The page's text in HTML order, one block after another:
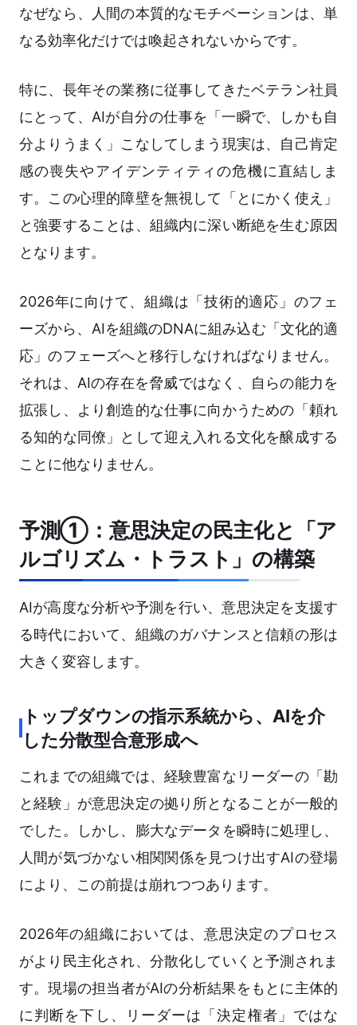
なぜなら、人間の本質的なモチベーションは、単
なる効率化だけでは喚起されないからです。
特に、長年その業務に従事してきたベテラン社員
にとって、AIが自分の仕事を「一瞬で、しかも自
分よりうまく」こなしてしまう現実は、自己肯定
感の喪失やアイデンティティの危機に直結しま
す。この心理的障壁を無視して「とにかく使え」
と強要することは、組織内に深い断絶を生む原因
となります。
2026年に向けて、組織は「技術的適応」のフェ
ーズから、AIを組織のDNAに組み込む「文化的適
応」のフェーズへと移行しなければなりません。
それは、AIの存在を脅威ではなく、自らの能力を
拡張し、より創造的な仕事に向かうための「頼れ
る知的な同僚」として迎え入れる文化を醸成する
ことに他なりません。
予測①：意思決定の民主化と「ア
ルゴリズム・トラスト」の構築
AIが高度な分析や予測を行い、意思決定を支援す
る時代において、組織のガバナンスと信頼の形は
大きく変容します。
トップダウンの指示系統から、AIを介
した分散型合意形成へ
これまでの組織では、経験豊富なリーダーの「勘
と経験」が意思決定の拠り所となることが一般的
でした。しかし、膨大なデータを瞬時に処理し、
人間が気づかない相関関係を見つけ出すAIの登場
により、この前提は崩れつつあります。
2026年の組織においては、意思決定のプロセス
がより民主化され、分散化していくと予測されま
す。現場の担当者がAIの分析結果をもとに主体的
に判断を下し、リーダーは「決定権者」ではな